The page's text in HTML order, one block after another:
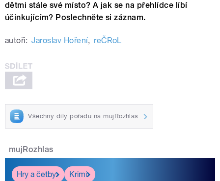
dětmi stále své místo? A jak se na přehlídce líbí
účinkujícím? Poslechněte si záznam.
autoři: Jaroslav Hoření, reČRoL
Všechny díly pořadu na mujRozhlas
mujRozhlas
Hry a četby Krimi